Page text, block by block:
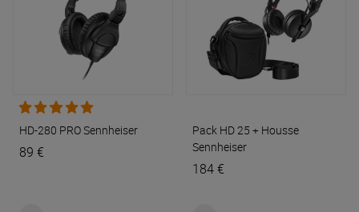
HD-280 PROSennheiser
89 €
Pack HD 25 + Housse
Sennheiser
184 €